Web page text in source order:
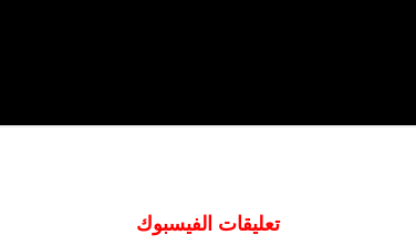
تعليقات الفيسبوك